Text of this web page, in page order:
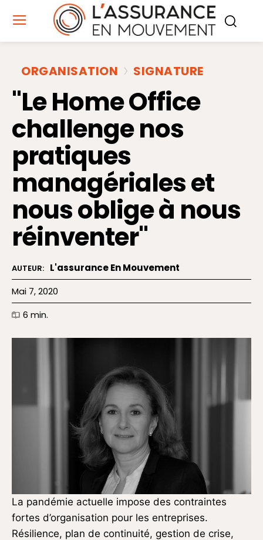
ORGANISATION SIGNATURE
"Le Home Office
challenge nos
pratiques
managériales et
nous oblige à nous
réinventer"
AUTEUR: L'assurance En Mouvement
Mai 7, 2020
6 min.
La pandémie actuelle impose des contraintes
fortes d’organisation pour les entreprises.
Résilience, plan de continuité, gestion de crise,